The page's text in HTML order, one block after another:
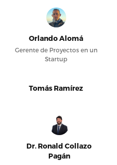
Orlando Alomá
Gerente de Proyectos en un
Startup
Tomás Ramírez
Dr. Ronald Collazo
Pagán